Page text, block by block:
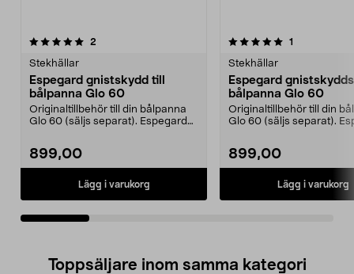
2
Stekhällar
Espegard gnistskydd till
bålpanna Glo 60
Originaltillbehör till din bålpanna
Glo 60 (säljs separat). Espegard
899,00
Lägg i varukorg
5.0av 5 stjärnor 1
Stekhällar
Espegard
bålpanna Glo 60
Originaltillbehör till din
Glo 60 (säljs separat).
899,00
Lägg i varukorg
5.0av 5 stjärnor
Toppsäljare inom samma kategori